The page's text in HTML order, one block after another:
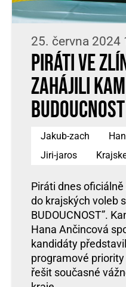
25. června 2024
Piráti ve
zahájili
BUDOUCNOST
Jakub-zach
Jiri-jaros
Piráti dnes
do krajských voleb
BUDOUCNOST”.
Hana Ančincová
kandidáty
programové
řešit současné